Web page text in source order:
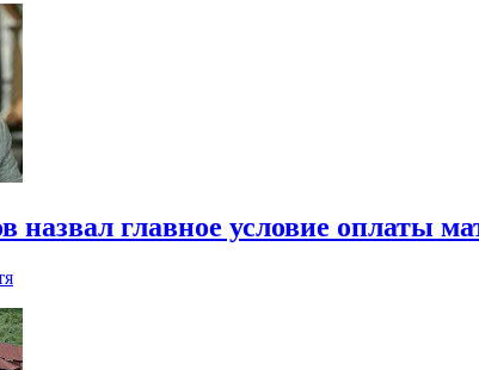
назвал главное условие оплаты